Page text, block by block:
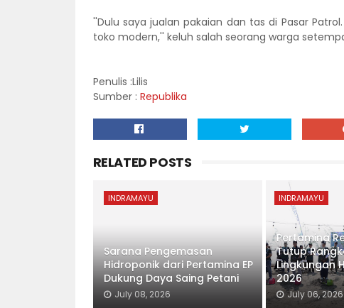
''Dulu saya jualan pakaian dan tas di Pasar
toko modern,'' keluh salah seorang warga
Penulis :Lilis
Sumber : Republika
RELATED POSTS
INDRAMAYU
Sarana Pengemasan
Hidroponik dari Pertamina EP
Dukung Daya Saing Petani
July 08, 2026
INDRAMAYU
Pertamina
Tutup
Lingkungan
2026
July 06, 2026